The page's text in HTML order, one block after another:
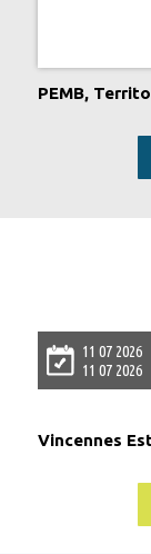
PEMB,
11 07 2026
11 07 2026
Vincennes